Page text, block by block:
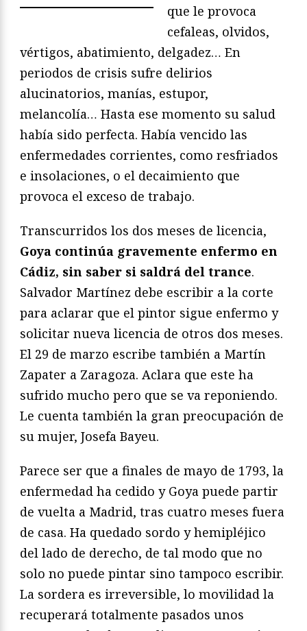
que le provoca
cefaleas, olvidos,
vértigos, abatimiento, delgadez… En
periodos de crisis sufre delirios
alucinatorios, manías, estupor,
melancolía… Hasta ese momento su salud
había sido perfecta. Había vencido las
enfermedades corrientes, como resfriados
e insolaciones, o el decaimiento que
provoca el exceso de trabajo.
Transcurridos los dos meses de licencia,
Goya continúa gravemente enfermo en
Cádiz, sin saber si saldrá del trance.
Salvador Martínez debe escribir a la corte
para aclarar que el pintor sigue enfermo y
solicitar nueva licencia de otros dos meses.
El 29 de marzo escribe también a Martín
Zapater a Zaragoza. Aclara que este ha
sufrido mucho pero que se va reponiendo.
Le cuenta también la gran preocupación de
su mujer, Josefa Bayeu.
Parece ser que a finales de mayo de 1793, la
enfermedad ha cedido y Goya puede partir
de vuelta a Madrid, tras cuatro meses fuera
de casa. Ha quedado sordo y hemipléjico
del lado de derecho, de tal modo que no
solo no puede pintar sino tampoco escribir.
La sordera es irreversible, lo movilidad la
recuperará totalmente pasados unos